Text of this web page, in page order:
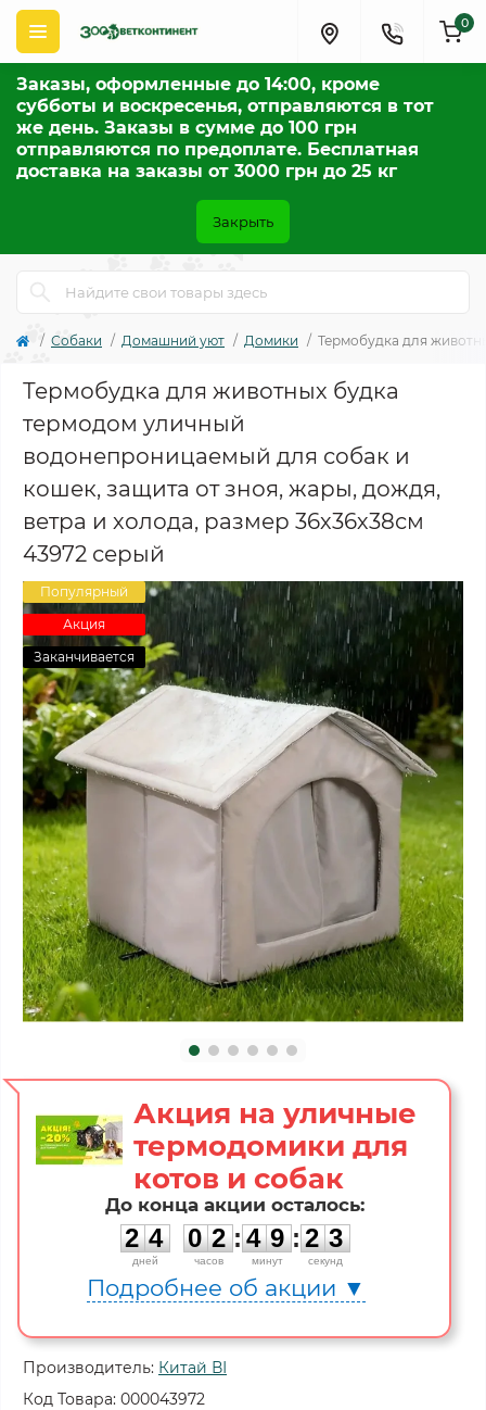
Заказы, оформленные до 14:00, кроме
субботы и воскресенья, отправляются в тот
же день. Заказы в сумме до 100 грн
отправляются по предоплате. Бесплатная
доставка на заказы от 3000 грн до 25 кг
Закрыть
0
Собаки Домашний уют Домики Термобудка для
Термобудка для животных будка
термодом уличный
водонепроницаемый для собак и
кошек, защита от зноя, жары, дождя,
ветра и холода, размер 36х36х38см
43972 серый
Популярный
Акция
Заканчивается
Акция на уличные
термодомики для
котов и собак
До конца акции осталось:
2
2
4
4
дней
0
0
2
2
часов
:
4
4
9
9
минут
:
2
2 2
3
секунд
Подробнее об акции ▼
Производитель: Китай ВІ
Код Товара: 000043972